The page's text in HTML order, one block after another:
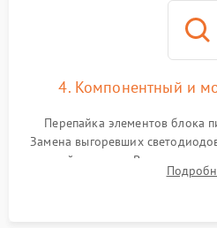
4. Компонентный и
Перепайка элементов блока
Замена выгоревших
хрупкой матрицы.
прошивка микросхем